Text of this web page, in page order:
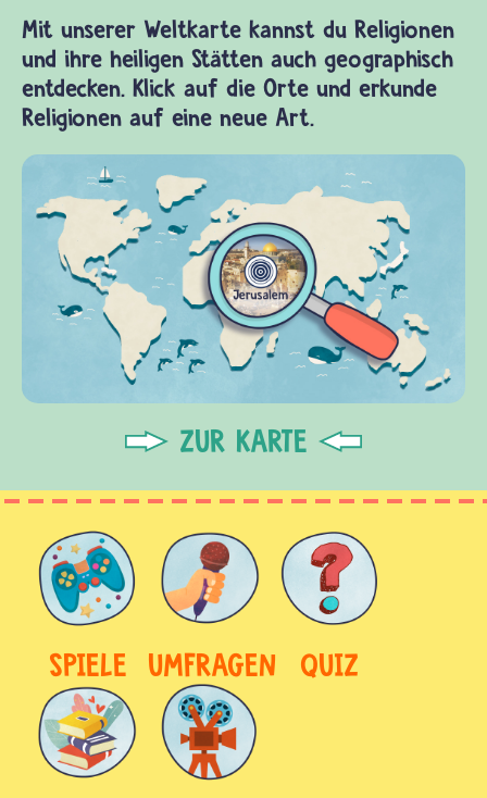
Mit unserer Weltkarte kannst du Religionen
und ihre heiligen Stätten auch geographisch
entdecken. Klick auf die Orte und erkunde
Religionen auf eine neue Art.
ZUR KARTE
SPIELE UMFRAGEN QUIZ